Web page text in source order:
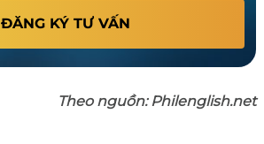
ĐĂNG KÝ TƯ VẤN
Theo nguồn: Philenglish.net